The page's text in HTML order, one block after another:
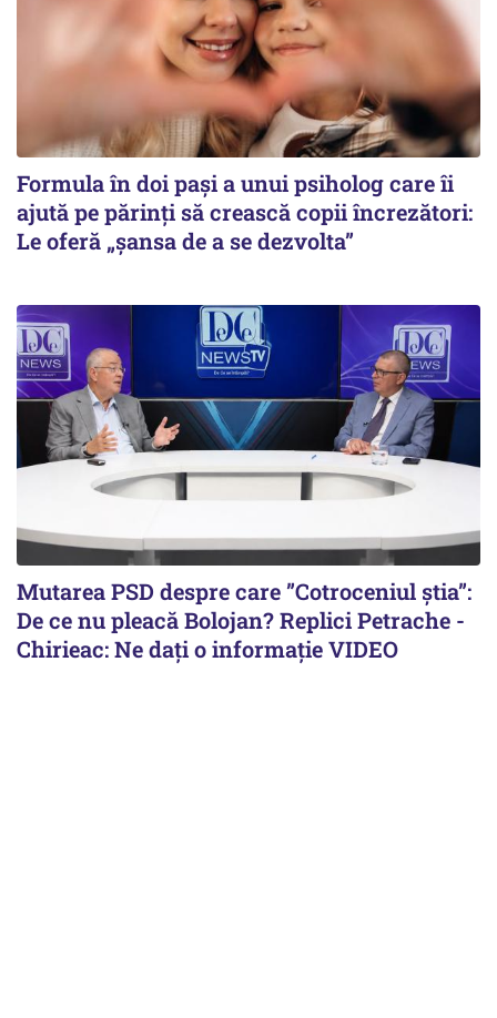
Formula în doi pași a unui psiholog care îi
ajută pe părinți să crească copii încrezători:
Le oferă „șansa de a se dezvolta”
Mutarea PSD despre care ”Cotroceniul știa”:
De ce nu pleacă Bolojan? Replici Petrache -
Chirieac: Ne dați o informație VIDEO